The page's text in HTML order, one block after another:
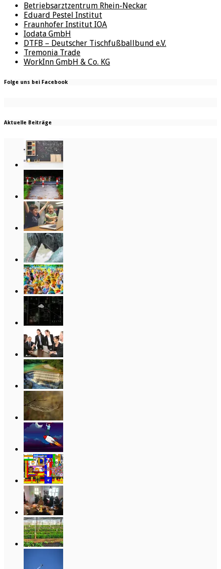
Betriebsarztzentrum Rhein-Neckar
Eduard Pestel Institut
Fraunhofer Institut IOA
Iodata GmbH
DTFB – Deutscher Tischfußballbund e.V.
Tremonia Trade
WorkInn GmbH & Co. KG
Folge uns bei Facebook
Aktuelle Beiträge